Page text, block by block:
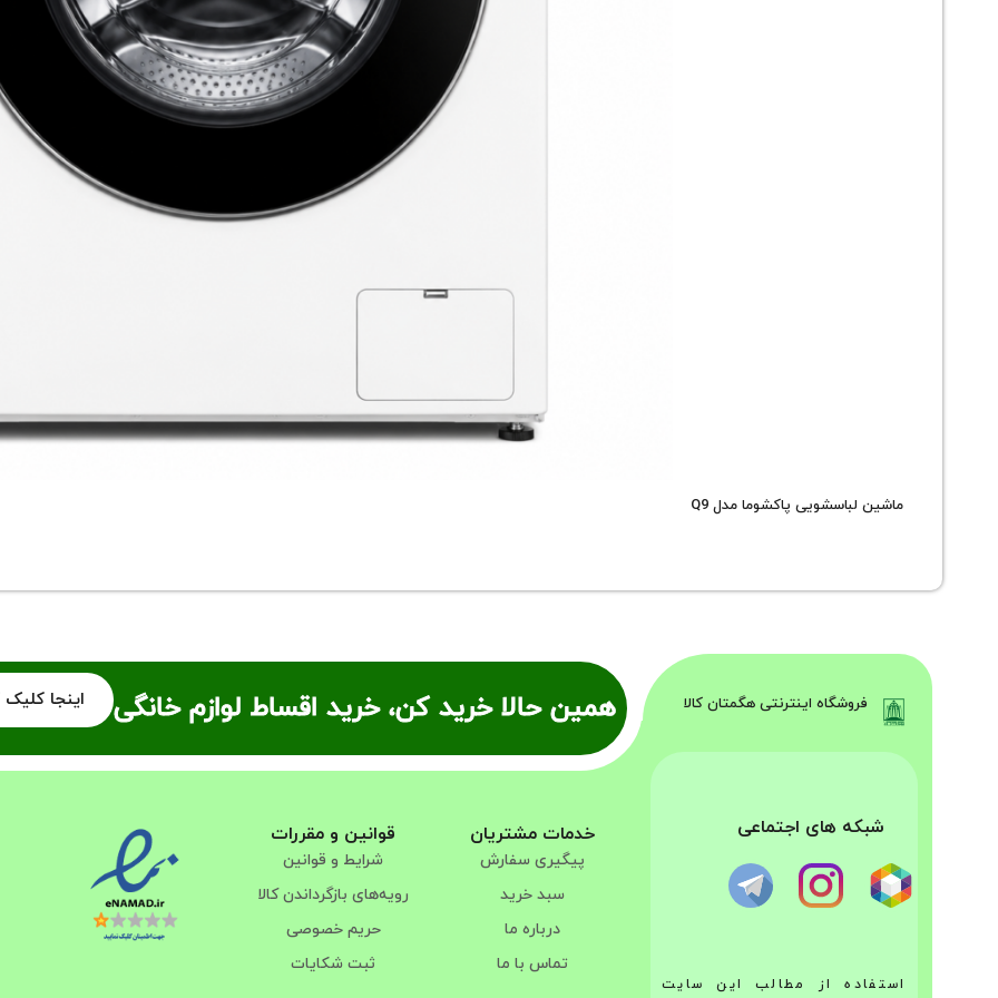
ماشین لباسشویی پاکشوما مدل Q9
همین حالا خرید کن، خرید اقساط لوازم خانگی اینجا کلیک فروشگاه اینترنتی هگمتان کالا
شبکه های اجتماعی
استفاده از مطالب این سایت
خدمات مشتریان
پیگیری سفارش
سبد خرید
درباره ما
تماس با ما
قوانین و مقررات
شرایط و قوانین
رویه‌های بازگرداندن کالا
حریم خصوصی
ثبت شکایات